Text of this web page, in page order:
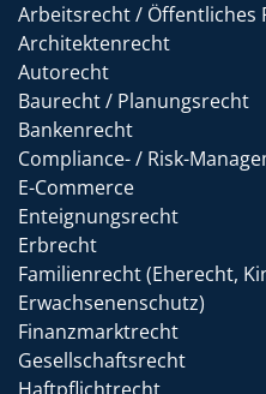
Arbeitsrecht / Öffentliches
Architektenrecht
Autorecht
Baurecht / Planungsrecht
Bankenrecht
Compliance- / Risk-
E-Commerce
Enteignungsrecht
Erbrecht
Familienrecht (Eherecht,
Erwachsenenschutz)
Finanzmarktrecht
Gesellschaftsrecht